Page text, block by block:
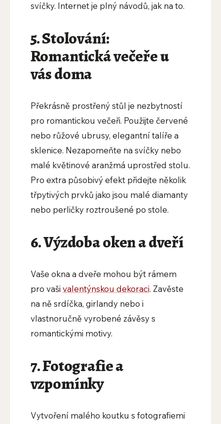
svíčky. Internet je plný návodů, jak na to.
5. Stolování:
Romantická večeře u
vás doma
Překrásně prostřený stůl je nezbytností
pro romantickou večeři. Použijte červené
nebo růžové ubrusy, elegantní talíře a
sklenice. Nezapomeňte na svíčky nebo
malé květinové aranžmá uprostřed stolu.
Pro extra působivý efekt přidejte několik
třpytivých prvků jako jsou malé diamanty
nebo perličky roztroušené po stole.
6. Výzdoba oken a dveří
Vaše okna a dveře mohou být rámem
pro vaši valentýnskou dekoraci. Zavěste
na ně srdíčka, girlandy nebo i
vlastnoručně vyrobené závěsy s
romantickými motivy.
7. Fotografie a
vzpomínky
Vytvoření malého koutku s fotografiemi